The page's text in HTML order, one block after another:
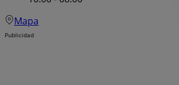
Mapa
Publicidad